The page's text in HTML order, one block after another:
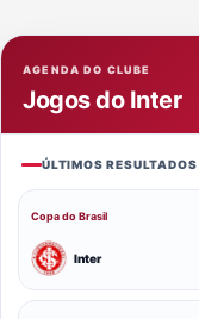
AGENDA DO CLUBE
Jogos do Inter
ÚLTIMOS RESULTADOS
Copa do Brasil
Inter